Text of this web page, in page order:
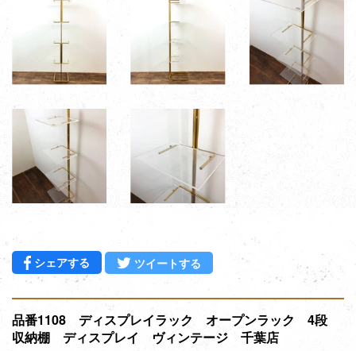
シェアする Facebookでシェアする
ツイートする Twitterに投稿する
品番1108 ディスプレイラック オープンラック 4段
収納棚 ディスプレイ ヴィンテージ 千葉店